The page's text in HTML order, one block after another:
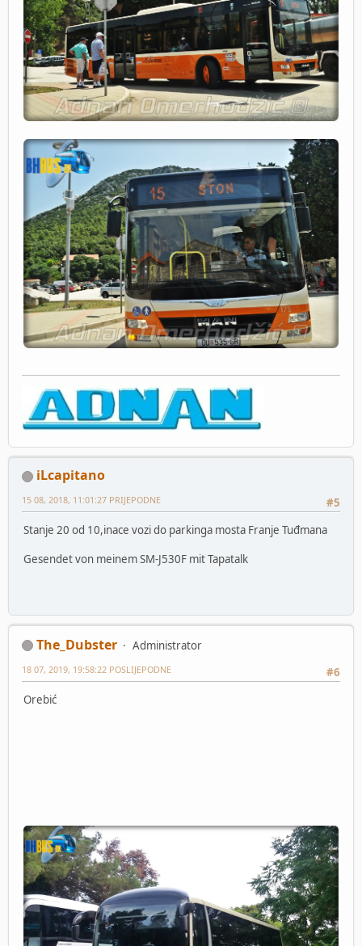
iLcapitano
#5
15 08, 2018, 11:01:27 PRIJEPODNE
Stanje 20 od 10,inace vozi do parkinga mosta Franje Tuđmana
Gesendet von meinem SM-J530F mit Tapatalk
The_Dubster
Administrator
#6
18 07, 2019, 19:58:22 POSLIJEPODNE
Orebić